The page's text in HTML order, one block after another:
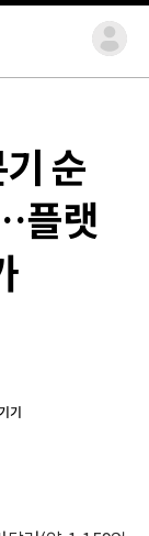
순
플랫
기